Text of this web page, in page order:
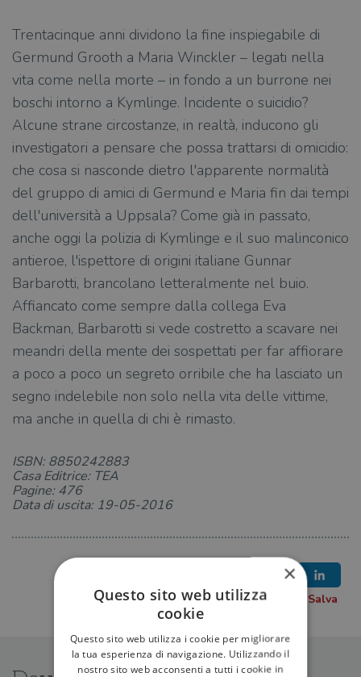
Trentacinque anni dividono la fine inspiegabile di
Germund Grooth a Maria Winckler – legati nella
vita come nella morte – in fondo a un burrone nei
boschi intorno a Kymlinge. Incidente o suicidio?
Alcune strane circostanze, in realtà, inducono gli
investigatori a pensare che possa trattarsi di omicidio:
che cosa si nasconde dietro l'apparente normalità
del gruppo di amici di Germund e Maria fin dai tempi
dell'università a Uppsala? Come già in passato,
anche oggi la polizia di Kymlinge e il suo malinconico
antieroe, l'ispettore di origini italiane Gunnar
Barbarotti, brancolano letteralmente nel buio.
Affiancato come sempre dalla collega Eva
Backman, Barbarotti si vede costretto a scavare nei
meandri della mente dei sospettati per far affiorare
a poco a poco un segreto orribile che ha lasciato un
segno indelebile non solo nella vita delle vittime,
ma anche in quella di chi è rimasto.
ISBN: 8850242883
Casa Editrice: TEA
Pagine: 476
Data di uscita: 19-05-2016
×
Questo sito web utilizza
cookie
Questo sito web utilizza i cookie per migliorare
la tua esperienza di navigazione. Utilizzando il
nostro sito web acconsenti a tutti i cookie in